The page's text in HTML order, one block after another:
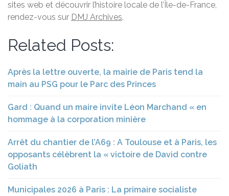
sites web et découvrir l’histoire locale de l’Île-de-France,
rendez-vous sur DMJ Archives.
Related Posts:
Après la lettre ouverte, la mairie de Paris tend la
main au PSG pour le Parc des Princes
Gard : Quand un maire invite Léon Marchand « en
hommage à la corporation minière
Arrêt du chantier de l’A69 : A Toulouse et à Paris, les
opposants célèbrent la « victoire de David contre
Goliath
Municipales 2026 à Paris : La primaire socialiste